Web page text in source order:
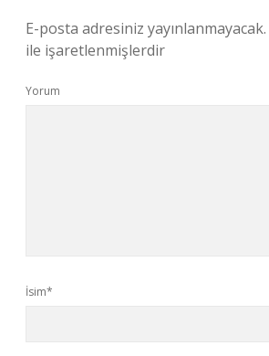
E-posta adresiniz yayınlanmayacak.
ile işaretlenmişlerdir
Yorum
İsim*